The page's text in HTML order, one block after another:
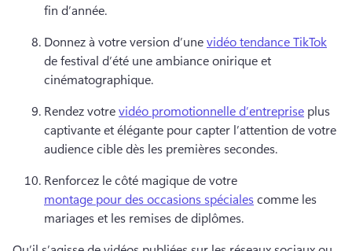
fin d’année.
Donnez à votre version d’une vidéo tendance TikTok
de festival d’été une ambiance onirique et
cinématographique.
Rendez votre vidéo promotionnelle d’entreprise plus
captivante et élégante pour capter l’attention de votre
audience cible dès les premières secondes.
Renforcez le côté magique de votre
montage pour des occasions spéciales comme les
mariages et les remises de diplômes.